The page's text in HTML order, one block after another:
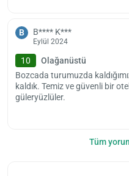
B B**** K***
Eylül 2024
10
Olağanüstü
Bozcada turumuzda
kaldık. Temiz ve güvenli bir
güleryüzlüler.
Tüm